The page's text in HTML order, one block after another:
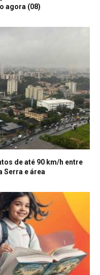
agora (08)
de até 90 km/h entre
Serra e área